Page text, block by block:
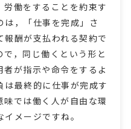
働をすることを約束す
は，「仕事を完成」さ
酬が支払われる契約で
，同じ働くという形と
が指示や命令をするよ
は最終的に仕事が完成す
では働く人が自由な環
メージですね。